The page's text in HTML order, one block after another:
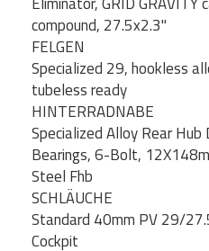
compound, 27.5x2.3"
FELGEN
Specialized 29, hookless
tubeless ready
HINTERRADNABE
Specialized Alloy Rear Hub
Bearings, 6-Bolt,
Steel Fhb
SCHLÄUCHE
Standard 40mm PV 29/
Cockpit